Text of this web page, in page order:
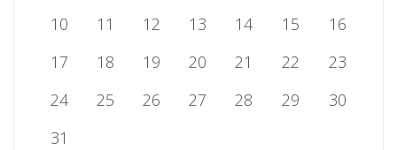
10
11 12 13 14 15
16
17
18 19 20 21 22
23
24
25 26 27 28 29
30
31